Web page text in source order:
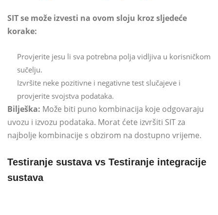
SIT se može izvesti na ovom sloju kroz sljedeće
korake:
Provjerite jesu li sva potrebna polja vidljiva u korisničkom
sučelju.
Izvršite neke pozitivne i negativne test slučajeve i
provjerite svojstva podataka.
Bilješka: Može biti puno kombinacija koje odgovaraju
uvozu i izvozu podataka. Morat ćete izvršiti SIT za
najbolje kombinacije s obzirom na dostupno vrijeme.
Testiranje sustava vs Testiranje integracije
sustava